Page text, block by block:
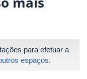
para efetuar a
espaços.